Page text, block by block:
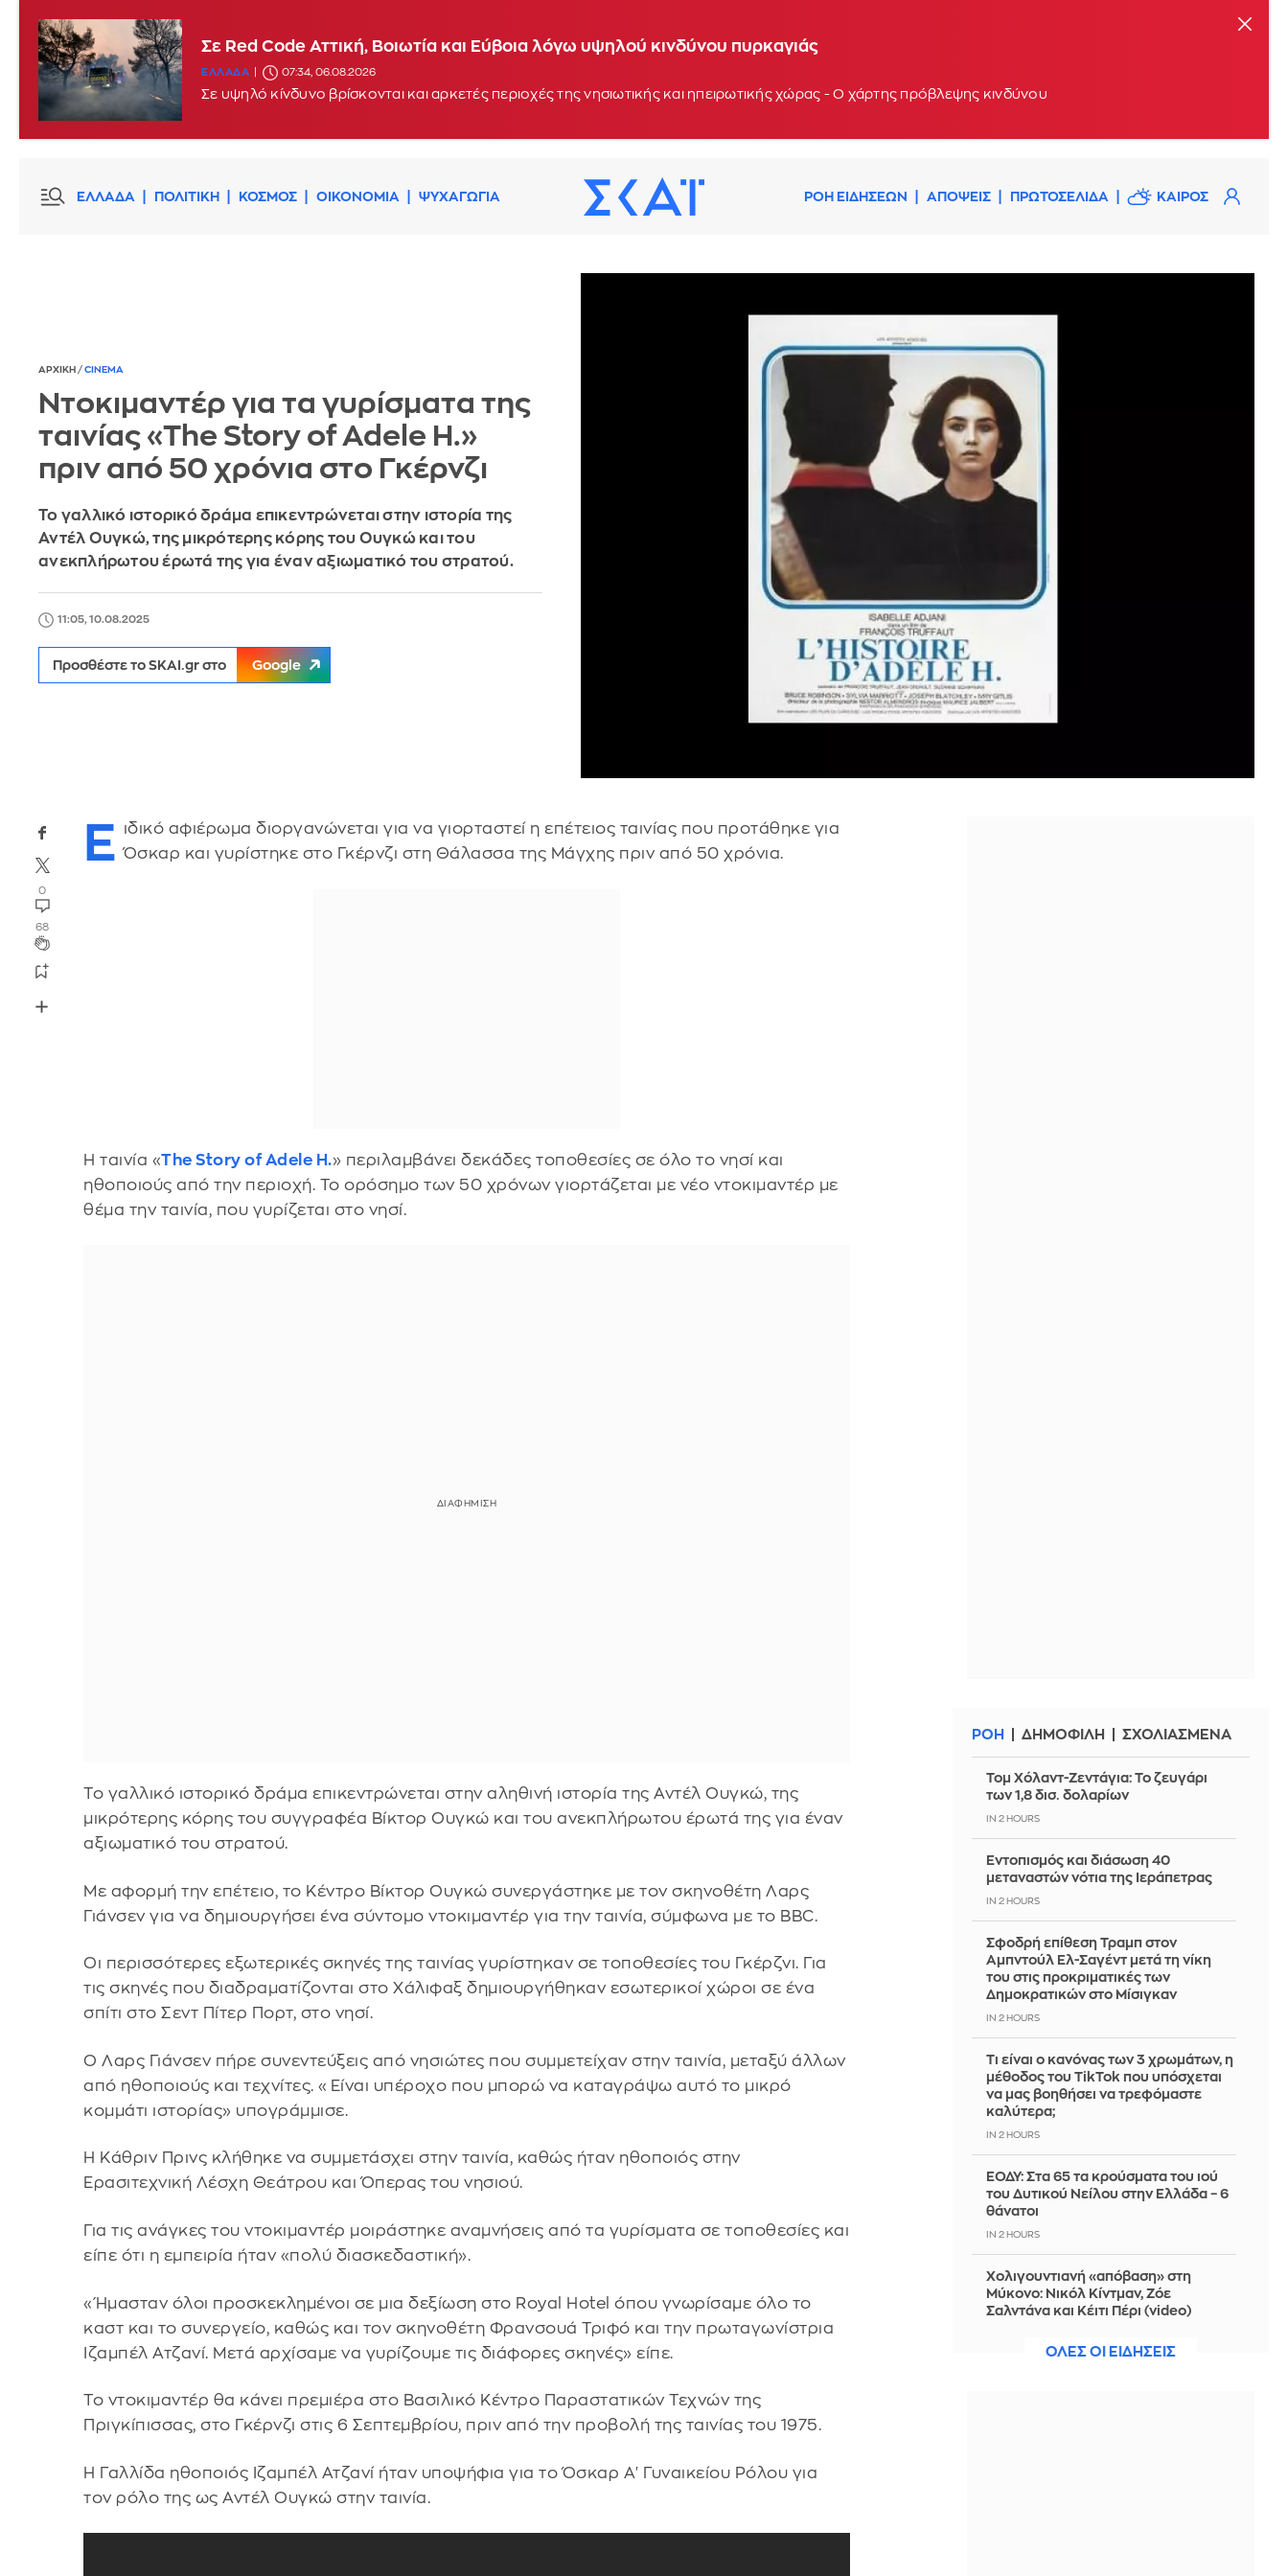
Σε Red Code Αττική, Βοιωτία και Εύβοια λόγω υψηλού κινδύνου πυρκαγιάς
ΕΛΛΑΔΑ 07:34, 06.08.2026
Σε υψηλό κίνδυνο βρίσκονται και αρκετές περιοχές της νησιωτικής και ηπειρωτικής χώρας - Ο χάρτης πρόβλεψης κινδύνου
ΕΛΛΑΔΑ ΠΟΛΙΤΙΚΗ ΚΟΣΜΟΣ ΟΙΚΟΝΟΜΙΑ ΨΥΧΑΓΩΓΙΑ ΡΟΗ ΕΙΔΗΣΕΩΝ ΑΠΟΨΕΙΣ ΠΡΩΤΟΣΕΛΙΔΑ ΚΑΙΡΟΣ
ΑΡΧΙΚΗ / CINEMA
Ντοκιμαντέρ για τα γυρίσματα της
ταινίας «The Story of Adele H.»
πριν από 50 χρόνια στο Γκέρνζι
Το γαλλικό ιστορικό δράμα επικεντρώνεται στην ιστορία της
Αντέλ Ουγκώ, της μικρότερης κόρης του Ουγκώ και του
ανεκπλήρωτου έρωτά της για έναν αξιωματικό του στρατού.
11:05, 10.08.2025
Προσθέστε το SKAI.gr στο Google
0
68
Ε ιδικό αφιέρωμα διοργανώνεται για να γιορταστεί η επέτειος ταινίας που προτάθηκε για
Όσκαρ και γυρίστηκε στο Γκέρνζι στη Θάλασσα της Μάγχης πριν από 50 χρόνια.
Η ταινία «The Story of Adele H.» περιλαμβάνει δεκάδες τοποθεσίες σε όλο το νησί και
ηθοποιούς από την περιοχή. Το ορόσημο των 50 χρόνων γιορτάζεται με νέο ντοκιμαντέρ με
θέμα την ταινία, που γυρίζεται στο νησί.
Το γαλλικό ιστορικό δράμα επικεντρώνεται στην αληθινή ιστορία της Αντέλ Ουγκώ, της
μικρότερης κόρης του συγγραφέα Βίκτορ Ουγκώ και του ανεκπλήρωτου έρωτά της για έναν
αξιωματικό του στρατού.
Με αφορμή την επέτειο, το Κέντρο Βίκτορ Ουγκώ συνεργάστηκε με τον σκηνοθέτη Λαρς
Γιάνσεν για να δημιουργήσει ένα σύντομο ντοκιμαντέρ για την ταινία, σύμφωνα με το BBC.
Οι περισσότερες εξωτερικές σκηνές της ταινίας γυρίστηκαν σε τοποθεσίες του Γκέρζνι. Για
τις σκηνές που διαδραματίζονται στο Χάλιφαξ δημιουργήθηκαν εσωτερικοί χώροι σε ένα
σπίτι στο Σεντ Πίτερ Πορτ, στο νησί.
Ο Λαρς Γιάνσεν πήρε συνεντεύξεις από νησιώτες που συμμετείχαν στην ταινία, μεταξύ άλλων
από ηθοποιούς και τεχνίτες. «Είναι υπέροχο που μπορώ να καταγράψω αυτό το μικρό
κομμάτι ιστορίας» υπογράμμισε.
Η Κάθριν Πρινς κλήθηκε να συμμετάσχει στην ταινία, καθώς ήταν ηθοποιός στην
Ερασιτεχνική Λέσχη Θεάτρου και Όπερας του νησιού.
Για τις ανάγκες του ντοκιμαντέρ μοιράστηκε αναμνήσεις από τα γυρίσματα σε τοποθεσίες και
είπε ότι η εμπειρία ήταν «πολύ διασκεδαστική».
«Ήμασταν όλοι προσκεκλημένοι σε μια δεξίωση στο Royal Hotel όπου γνωρίσαμε όλο το
καστ και το συνεργείο, καθώς και τον σκηνοθέτη Φρανσουά Τριφό και την πρωταγωνίστρια
Ιζαμπέλ Ατζανί. Μετά αρχίσαμε να γυρίζουμε τις διάφορες σκηνές» είπε.
Το ντοκιμαντέρ θα κάνει πρεμιέρα στο Βασιλικό Κέντρο Παραστατικών Τεχνών της
Πριγκίπισσας, στο Γκέρνζι στις 6 Σεπτεμβρίου, πριν από την προβολή της ταινίας του 1975.
Η Γαλλίδα ηθοποιός Ιζαμπέλ Ατζανί ήταν υποψήφια για το Όσκαρ Α' Γυναικείου Ρόλου για
τον ρόλο της ως Αντέλ Ουγκώ στην ταινία.
ΡΟΗ ΔΗΜΟΦΙΛΗ ΣΧΟΛΙΑΣΜΕΝΑ
Τομ Χόλαντ-Ζεντάγια: Το ζευγάρι
των 1,8 δισ. δολαρίων
IN 2 HOURS
Εντοπισμός και διάσωση 40
μεταναστών νότια της Ιεράπετρας
IN 2 HOURS
Σφοδρή επίθεση Τραμπ στον
Αμπντούλ Ελ-Σαγέντ μετά τη νίκη
του στις προκριματικές των
Δημοκρατικών στο Μίσιγκαν
IN 2 HOURS
Τι είναι ο κανόνας των 3 χρωμάτων, η
μέθοδος του TikTok που υπόσχεται
να μας βοηθήσει να τρεφόμαστε
καλύτερα;
IN 2 HOURS
ΕΟΔΥ: Στα 65 τα κρούσματα του ιού
του Δυτικού Νείλου στην Ελλάδα – 6
θάνατοι
IN 2 HOURS
Χολιγουντιανή «απόβαση» στη
Μύκονο: Νικόλ Κίντμαν, Ζόε
Σαλντάνα και Κέιτι Πέρι (video)
ΟΛΕΣ ΟΙ ΕΙΔΗΣΕΙΣ